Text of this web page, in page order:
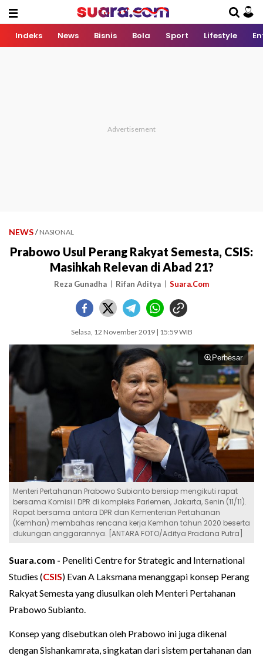
Indeks News Bisnis Bola Sport Lifestyle
NEWS / NASIONAL
Prabowo Usul Perang Rakyat Semesta, CSIS:
Masihkah Relevan di Abad 21?
Reza Gunadha Rifan Aditya Suara.Com
Selasa, 12 November 2019 | 15:59 WIB
Perbesar
Menteri Pertahanan Prabowo Subianto bersiap mengikuti rapat
bersama Komisi I DPR di kompleks Parlemen, Jakarta, Senin (11/11).
Rapat bersama antara DPR dan Kementerian Pertahanan
(Kemhan) membahas rencana kerja Kemhan tahun 2020 beserta
dukungan anggarannya. [ANTARA FOTO/Aditya Pradana Putra]
Suara.com - Peneliti Centre for Strategic and International
Studies (CSIS) Evan A Laksmana menanggapi konsep Perang
Rakyat Semesta yang diusulkan oleh Menteri Pertahanan
Prabowo Subianto.
Konsep yang disebutkan oleh Prabowo ini juga dikenal
dengan Sishankamrata, singkatan dari sistem pertahanan dan